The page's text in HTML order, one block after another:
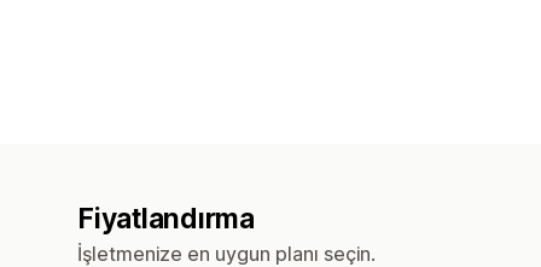
Fiyatlandırma
İşletmenize en uygun planı seçin.